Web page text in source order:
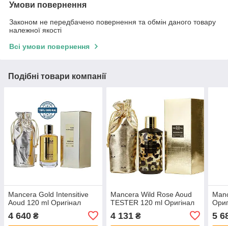
Умови повернення
Законом не передбачено повернення та обмін даного товару
належної якості
Всі умови повернення
Подібні товари компанії
Mancera Gold Intensitive
Aoud 120 ml Оригінал
4 640 ₴
Mancera Wild Rose Aoud
TESTER 120 ml Оригінал
4 131₴ 5